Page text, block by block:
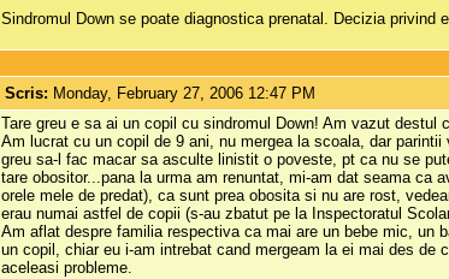
Sindromul Down se poate diagnostica prenatal. Decizia
Scris: Monday, February 27, 2006 12:47 PM
Tare greu e sa ai un copil cu sindromul Down! Am vazut
Am lucrat cu un copil de 9 ani, nu mergea la scoala, dar
greu sa-l fac macar sa asculte linistit o poveste, pt ca nu se
tare obositor...pana la urma am renuntat, mi-am dat seama ca
orele mele de predat), ca sunt prea obosita si nu are rost,
erau numai astfel de copii (s-au zbatut pe la Inspectoratul
Am aflat despre familia respectiva ca mai are un bebe mic, un
un copil, chiar eu i-am intrebat cand mergeam la ei mai des
aceleasi probleme.